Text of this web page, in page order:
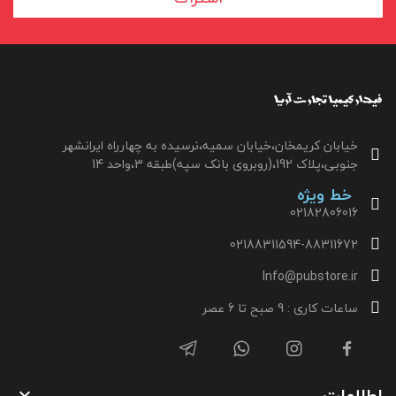
خیابان کریمخان،خیابان سمیه،نرسیده به چهارراه ایرانشهر
جنوبی،پلاک 192،(روبروی بانک سپه)طبقه 3،واحد 14
خط ویژه
02182806016
02188311594-88311672
Info@pubstore.ir
ساعات کاری : 9 صبح تا 6 عصر